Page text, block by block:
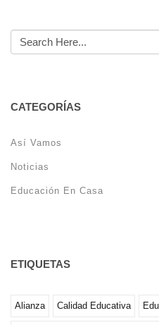
CATEGORÍAS
Así Vamos
Noticias
Educación En Casa
ETIQUETAS
Alianza Calidad Educativa